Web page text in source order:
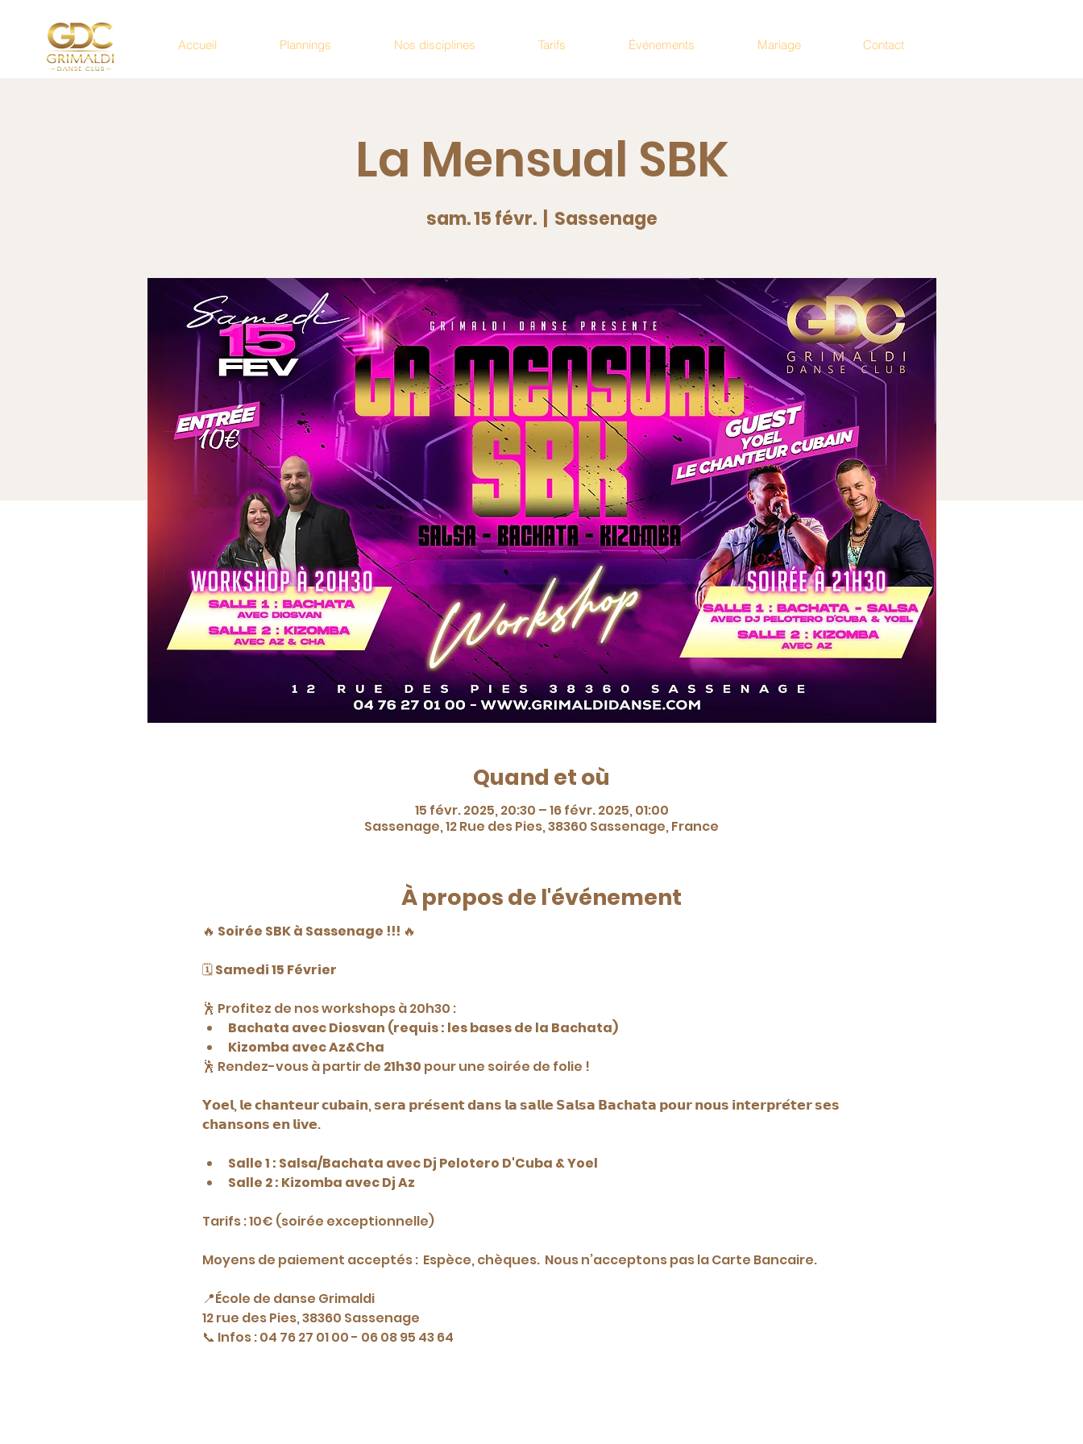
Accueil Plannings Nos disciplines Tarifs Événements Mariage Contact
La Mensual SBK
sam. 15 févr.
  |
Sassenage
Quand et où
15 févr. 2025, 20:30 – 16 févr. 2025, 01:00
Sassenage, 12 Rue des Pies, 38360 Sassenage, France
À propos de l'événement
🔥 Soirée SBK à Sassenage !!! 🔥
🗓️ Samedi 15 Février
🕺 Profitez de nos workshops à 20h30 :
Bachata avec Diosvan (requis : les bases de la Bachata)
Kizomba avec Az&Cha
🕺 Rendez-vous à partir de 21h30 pour une soirée de folie !
𝗬𝗼𝗲𝗹, 𝗹𝗲 𝗰𝗵𝗮𝗻𝘁𝗲𝘂𝗿 𝗰𝘂𝗯𝗮𝗶𝗻, 𝘀𝗲𝗿𝗮 𝗽𝗿𝗲́𝘀𝗲𝗻𝘁 𝗱𝗮𝗻𝘀 𝗹𝗮 𝘀𝗮𝗹𝗹𝗲 𝗦𝗮𝗹𝘀𝗮 𝗕𝗮𝗰𝗵𝗮𝘁𝗮 𝗽𝗼𝘂𝗿 𝗻𝗼𝘂𝘀 𝗶𝗻𝘁𝗲𝗿𝗽𝗿𝗲́𝘁𝗲𝗿 𝘀𝗲𝘀
𝗰𝗵𝗮𝗻𝘀𝗼𝗻𝘀 𝗲𝗻 𝗹𝗶𝘃𝗲.
Salle 1 : Salsa/Bachata avec Dj Pelotero D'Cuba & Yoel
Salle 2 : Kizomba avec Dj Az
Tarifs : 10€ (soirée exceptionnelle)
Moyens de paiement acceptés :  Espèce, chèques.  Nous n’acceptons pas la Carte Bancaire.
📍École de danse Grimaldi
12 rue des Pies, 38360 Sassenage
📞 Infos : 04 76 27 01 00 - 06 08 95 43 64